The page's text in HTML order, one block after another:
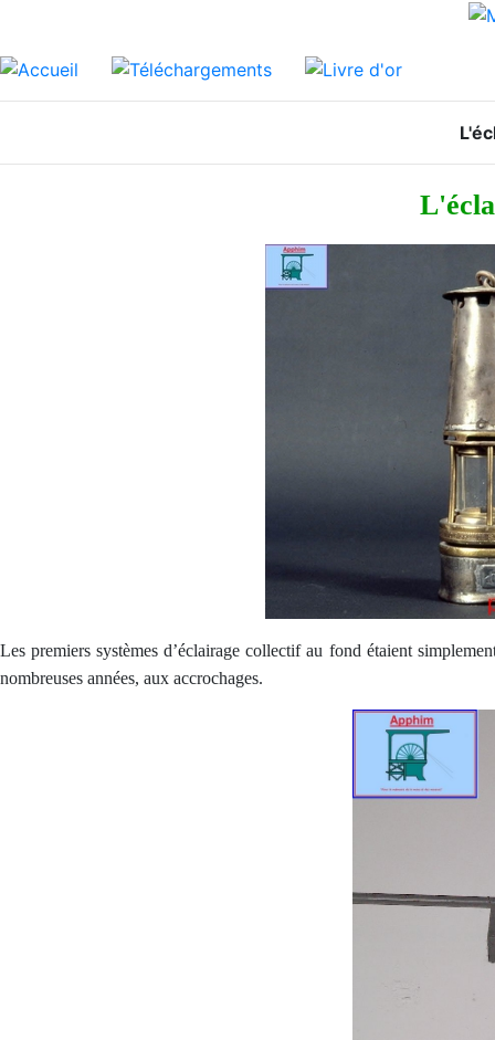
Les premiers systèmes d’éclairage collectif au fond étaient
nombreuses années, aux accrochages.